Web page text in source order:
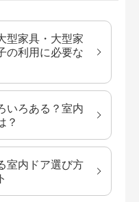
型家具・大型家
の利用に必要な
いろある？室内
？
室内ドア選び方